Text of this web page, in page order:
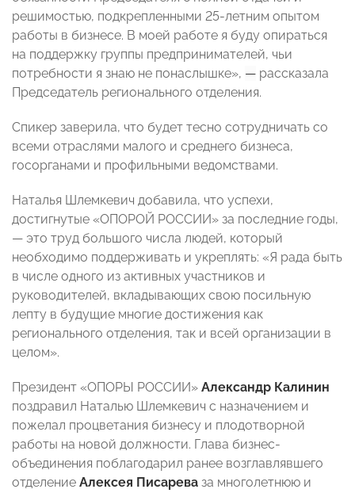
решимостью, подкрепленными 25-летним опытом
работы в бизнесе. В моей работе я буду опираться
на поддержку группы предпринимателей, чьи
потребности я знаю не понаслышке», — рассказала
Председатель регионального отделения.
Спикер заверила, что будет тесно сотрудничать со
всеми отраслями малого и среднего бизнеса,
госорганами и профильными ведомствами.
Наталья Шлемкевич добавила, что успехи,
достигнутые «ОПОРОЙ РОССИИ» за последние годы,
— это труд большого числа людей, который
необходимо поддерживать и укреплять: «Я рада быть
в числе одного из активных участников и
руководителей, вкладывающих свою посильную
лепту в будущие многие достижения как
регионального отделения, так и всей организации в
целом».
Президент «ОПОРЫ РОССИИ» Александр Калинин
поздравил Наталью Шлемкевич с назначением и
пожелал процветания бизнесу и плодотворной
работы на новой должности. Глава бизнес-
объединения поблагодарил ранее возглавлявшего
отделение Алексея Писарева за многолетнюю и